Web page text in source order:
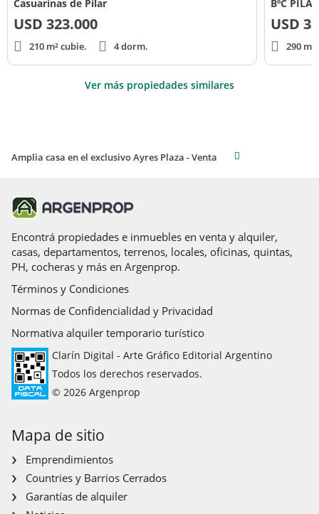
Casuarinas de Pilar
USD 323.000
210 m² cubie. 4 dorm.
BºC
USD
290
Ver más propiedades similares
Amplia casa en el exclusivo Ayres Plaza - Venta
Encontrá propiedades e inmuebles en venta y alquiler,
casas, departamentos, terrenos, locales, oficinas, quintas,
PH, cocheras y más en Argenprop.
Términos y Condiciones
Normas de Confidencialidad y Privacidad
Normativa alquiler temporario turístico
Clarín Digital - Arte Gráfico Editorial Argentino
Todos los derechos reservados.
© 2026 Argenprop
Mapa de sitio
Emprendimientos
Countries y Barrios Cerrados
Garantías de alquiler